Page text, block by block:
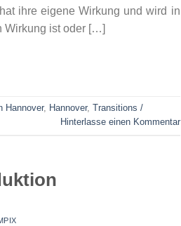
ihre eigene Wirkung und wird in
Wirkung ist oder […]
Hannover, Hannover, Transitions /
Hinterlasse einen Kommentar